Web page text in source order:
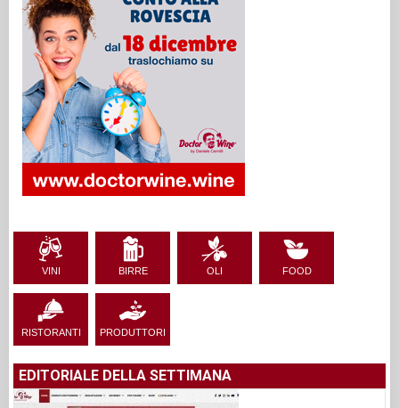
VINI BIRRE OLI FOOD
RISTORANTI PRODUTTORI
EDITORIALE DELLA SETTIMANA